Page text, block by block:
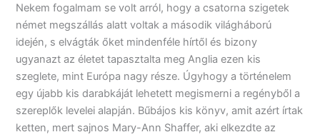
Nekem fogalmam se volt arról, hogy a csatorna szigetek
német megszállás alatt voltak a második világháború
idején, s elvágták őket mindenféle hírtől és bizony
ugyanazt az életet tapasztalta meg Anglia ezen kis
szeglete, mint Európa nagy része. Úgyhogy a történelem
egy újabb kis darabkáját lehetett megismerni a regényből a
szereplők levelei alapján. Bűbájos kis könyv, amit azért írtak
ketten, mert sajnos Mary-Ann Shaffer, aki elkezdte az